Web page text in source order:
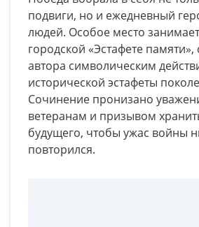
подвиги, но и ежедневный
людей. Особое место
городской «Эстафете
автора символическим
исторической эстафеты
Сочинение пронизано
ветеранам и призывом
будущего, чтобы ужас войны
повторился.